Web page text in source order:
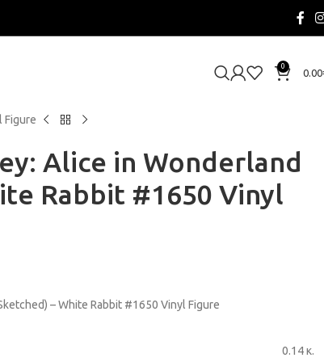
0
0.00
Figure
Alice in Wonderland
Rabbit #1650 Vinyl
– White Rabbit #1650 Vinyl Figure
0.14 κ.